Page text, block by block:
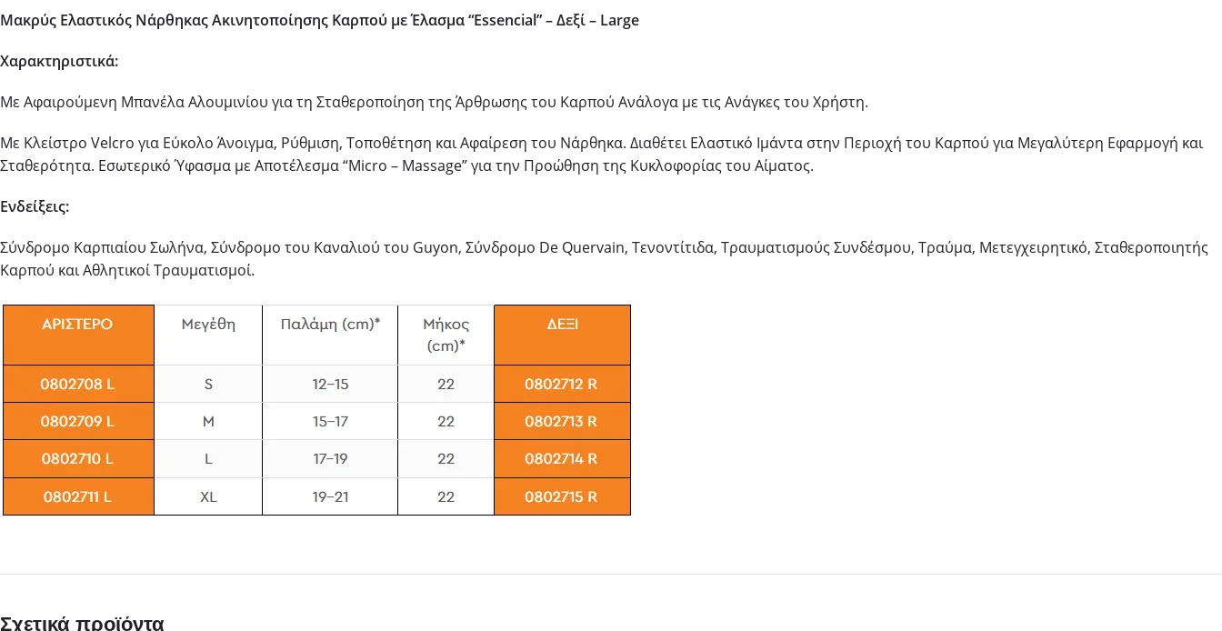
Μακρύς Ελαστικός Νάρθηκας Ακινητοποίησης Καρπού με Έλασμα “Essencial” – Δεξί – Large
Χαρακτηριστικά:
Με Αφαιρούμενη Μπανέλα Αλουμινίου για τη Σταθεροποίηση της Άρθρωσης του Καρπού Ανάλογα με τις Ανάγκες του Χρήστη.
Με Κλείστρο Velcro για Εύκολο Άνοιγμα, Ρύθμιση, Τοποθέτηση και Αφαίρεση του Νάρθηκα. Διαθέτει Ελαστικό Ιμάντα στην Περιοχή του Καρπού για Μεγαλύτερη Εφαρμογή και
Σταθερότητα. Εσωτερικό Ύφασμα με Αποτέλεσμα “Μicro – Μassage” για την Προώθηση της Κυκλοφορίας του Αίματος.
Ενδείξεις:
Σύνδρομο Καρπιαίου Σωλήνα, Σύνδρομο του Καναλιού του Guyon, Σύνδρομο De Quervain, Τενοντίτιδα, Τραυματισμούς Συνδέσμου, Τραύμα, Μετεγχειρητικό, Σταθεροποιητής
Καρπού και Αθλητικοί Τραυματισμοί.
Σχετικά προϊόντα